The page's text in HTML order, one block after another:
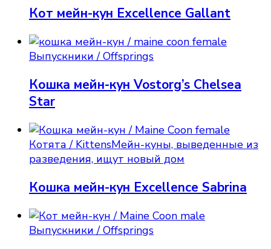
Кот мейн-кун Excellence Gallant
Выпускники / Offsprings
Кошка мейн-кун Vostorg’s Chelsea
Star
Котята / KittensМейн-куны, выведенные из
разведения, ищут новый дом
Кошка мейн-кун Excellence Sabrina
Выпускники / Offsprings